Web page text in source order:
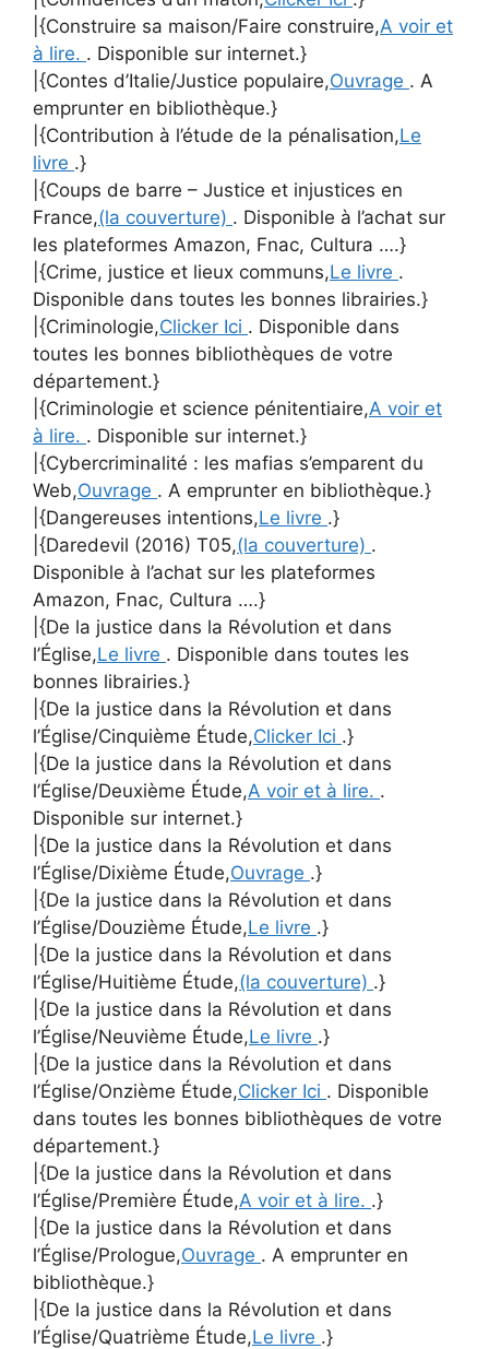
|{Construire sa maison/Faire construire,A voir et
à lire. . Disponible sur internet.}
|{Contes d’Italie/Justice populaire,Ouvrage . A
emprunter en bibliothèque.}
|{Contribution à l’étude de la pénalisation,Le
livre .}
|{Coups de barre – Justice et injustices en
France,(la couverture) . Disponible à l’achat sur
les plateformes Amazon, Fnac, Cultura ….}
|{Crime, justice et lieux communs,Le livre .
Disponible dans toutes les bonnes librairies.}
|{Criminologie,Clicker Ici . Disponible dans
toutes les bonnes bibliothèques de votre
département.}
|{Criminologie et science pénitentiaire,A voir et
à lire. . Disponible sur internet.}
|{Cybercriminalité : les mafias s’emparent du
Web,Ouvrage . A emprunter en bibliothèque.}
|{Dangereuses intentions,Le livre .}
|{Daredevil (2016) T05,(la couverture) .
Disponible à l’achat sur les plateformes
Amazon, Fnac, Cultura ….}
|{De la justice dans la Révolution et dans
l’Église,Le livre . Disponible dans toutes les
bonnes librairies.}
|{De la justice dans la Révolution et dans
l’Église/Cinquième Étude,Clicker Ici .}
|{De la justice dans la Révolution et dans
l’Église/Deuxième Étude,A voir et à lire. .
Disponible sur internet.}
|{De la justice dans la Révolution et dans
l’Église/Dixième Étude,Ouvrage .}
|{De la justice dans la Révolution et dans
l’Église/Douzième Étude,Le livre .}
|{De la justice dans la Révolution et dans
l’Église/Huitième Étude,(la couverture) .}
|{De la justice dans la Révolution et dans
l’Église/Neuvième Étude,Le livre .}
|{De la justice dans la Révolution et dans
l’Église/Onzième Étude,Clicker Ici . Disponible
dans toutes les bonnes bibliothèques de votre
département.}
|{De la justice dans la Révolution et dans
l’Église/Première Étude,A voir et à lire. .}
|{De la justice dans la Révolution et dans
l’Église/Prologue,Ouvrage . A emprunter en
bibliothèque.}
|{De la justice dans la Révolution et dans
l’Église/Quatrième Étude,Le livre .}